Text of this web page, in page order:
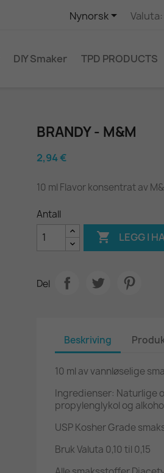
Nynorsk Valuta:
DIY Smaker TPD PRODUCTS
BRANDY - M&M
2,94 €
10 ml Flavor konsentrat av
Antall
 LEGG I
Del
Beskriving
10 ml av vannløselige
Ingredienser: Naturlige
propylenglykol og
USP Kosher Grade
Bruk Valuta 0,10 til 0,15